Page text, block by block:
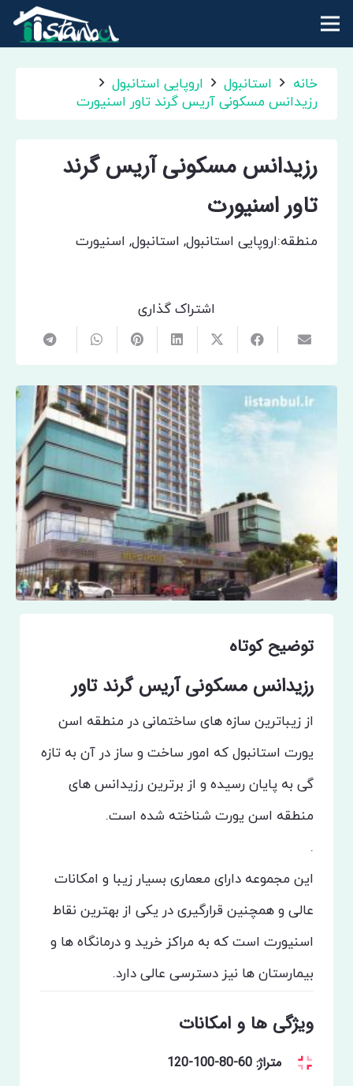
خانه استانبول
اروپایی استانبول
رزیدانس مسکونی آریس گرند تاور اسنیورت
رزیدانس مسکونی آریس گرند
تاور اسنیورت
منطقه:اروپایی استانبول, استانبول, اسنیورت
اشتراک گذاری
توضیح کوتاه
رزیدانس مسکونی آریس گرند تاور
از زیباترین سازه های ساختمانی در منطقه اسن
یورت استانبول که امور ساخت و ساز در آن به تازه
گی به پایان رسیده و از برترین رزیدانس های
منطقه اسن یورت شناخته شده است.
.
این مجموعه دارای معماری بسیار زیبا و امکانات
عالی و همچنین قرارگیری در یکی از بهترین ‌نقاط
اسنیورت است که به مراکز خرید و درمانگاه ها و
بیمارستان ها نیز دسترسی عالی دارد.
ویژگی ها و امکانات
متراژ: 60-80-100-120